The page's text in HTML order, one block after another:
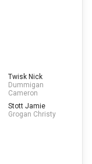
Twisk Nick
Dummigan
Cameron
Stott Jamie
Grogan Christy